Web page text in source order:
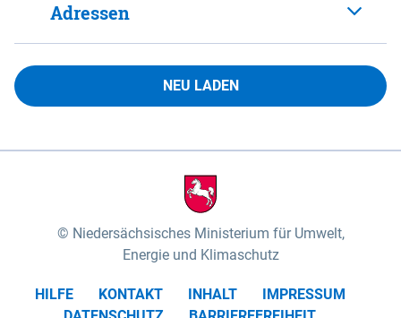
Adressen
NEU LADEN
Niedersächsisches Ministerium für Umwelt,
Energie und Klimaschutz
HILFE KONTAKT INHALT
IMPRESSUM